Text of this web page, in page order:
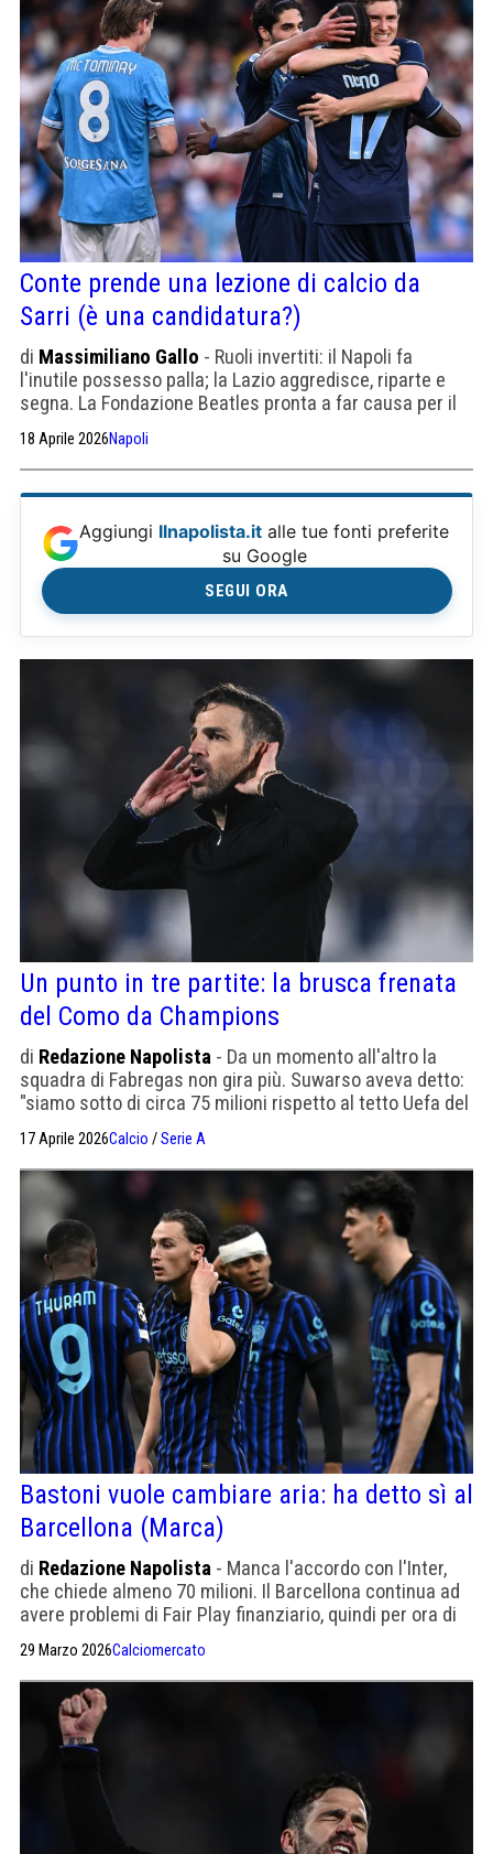
Conte prende una lezione di calcio da
Sarri (è una candidatura?)
di Massimiliano Gallo - Ruoli invertiti: il Napoli fa
l'inutile possesso palla; la Lazio aggredisce, riparte e
segna. La Fondazione Beatles pronta a far causa per il
seria riflessione su Hojlund
18 Aprile 2026Napoli
Aggiungi Ilnapolista.it alle tue fonti preferite
su Google
SEGUI ORA
Un punto in tre partite: la brusca frenata
del Como da Champions
di Redazione Napolista - Da un momento all'altro la
squadra di Fabregas non gira più. Suwarso aveva detto:
"siamo sotto di circa 75 milioni rispetto al tetto Uefa del
che è nella lista dei tecnici graditi a De Laurentiis
17 Aprile 2026Calcio /Serie A
Bastoni vuole cambiare aria: ha detto sì al
Barcellona (Marca)
di Redazione Napolista - Manca l'accordo con l'Inter,
che chiede almeno 70 milioni. Il Barcellona continua ad
avere problemi di Fair Play finanziario, quindi per ora di
29 Marzo 2026Calciomercato